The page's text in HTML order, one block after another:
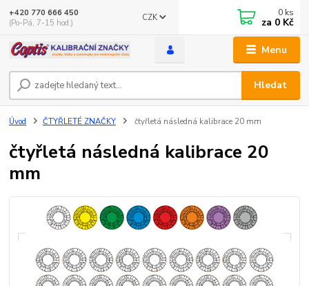
Menu
CZK
Hledat
+420 770 666 450
(Po-Pá, 7-15 hod.)
0 ks
za 0 Kč
Úvod ČTYŘLETÉ ZNAČKY čtyřletá následná kalibrace 20 mm
čtyřletá následná kalibrace 20
mm